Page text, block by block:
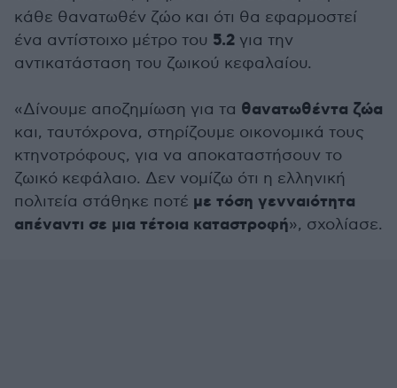
κάθε θανατωθέν ζώο και ότι θα εφαρμοστεί
ένα αντίστοιχο μέτρο του 5.2 για την
αντικατάσταση του ζωικού κεφαλαίου.
«Δίνουμε αποζημίωση για τα θανατωθέντα ζώα
και, ταυτόχρονα, στηρίζουμε οικονομικά τους
κτηνοτρόφους, για να αποκαταστήσουν το
ζωικό κεφάλαιο. Δεν νομίζω ότι η ελληνική
πολιτεία στάθηκε ποτέ με τόση γενναιότητα
απέναντι σε μια τέτοια καταστροφή», σχολίασε.